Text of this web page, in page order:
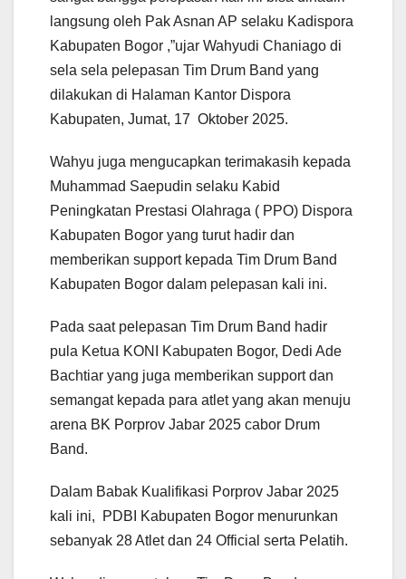
langsung oleh Pak Asnan AP selaku Kadispora
Kabupaten Bogor ,”ujar Wahyudi Chaniago di
sela sela pelepasan Tim Drum Band yang
dilakukan di Halaman Kantor Dispora
Kabupaten, Jumat, 17 Oktober 2025.
Wahyu juga mengucapkan terimakasih kepada
Muhammad Saepudin selaku Kabid
Peningkatan Prestasi Olahraga ( PPO) Dispora
Kabupaten Bogor yang turut hadir dan
memberikan support kepada Tim Drum Band
Kabupaten Bogor dalam pelepasan kali ini.
Pada saat pelepasan Tim Drum Band hadir
pula Ketua KONI Kabupaten Bogor, Dedi Ade
Bachtiar yang juga memberikan support dan
semangat kepada para atlet yang akan menuju
arena BK Porprov Jabar 2025 cabor Drum
Band.
Dalam Babak Kualifikasi Porprov Jabar 2025
kali ini, PDBI Kabupaten Bogor menurunkan
sebanyak 28 Atlet dan 24 Official serta Pelatih.